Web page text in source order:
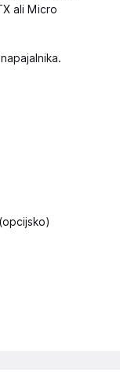
ali Micro